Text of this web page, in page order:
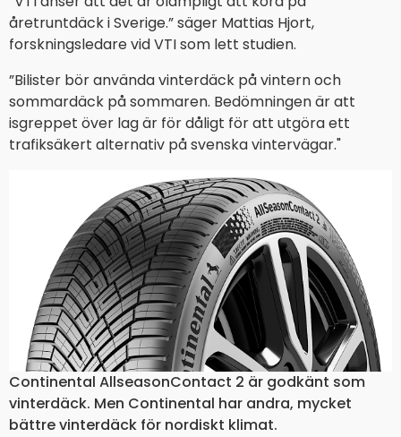
åretruntdäck i Sverige.” säger Mattias Hjort,
forskningsledare vid VTI som lett studien.
”Bilister bör använda vinterdäck på vintern och
sommardäck på sommaren. Bedömningen är att
isgreppet över lag är för dåligt för att utgöra ett
trafiksäkert alternativ på svenska vintervägar."
Continental AllseasonContact 2 är godkänt som
vinterdäck. Men Continental har andra, mycket
bättre vinterdäck för nordiskt klimat.